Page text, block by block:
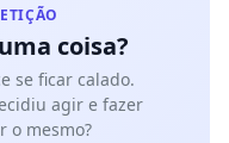
coisa?
se ficar calado.
agir e fazer
o mesmo?